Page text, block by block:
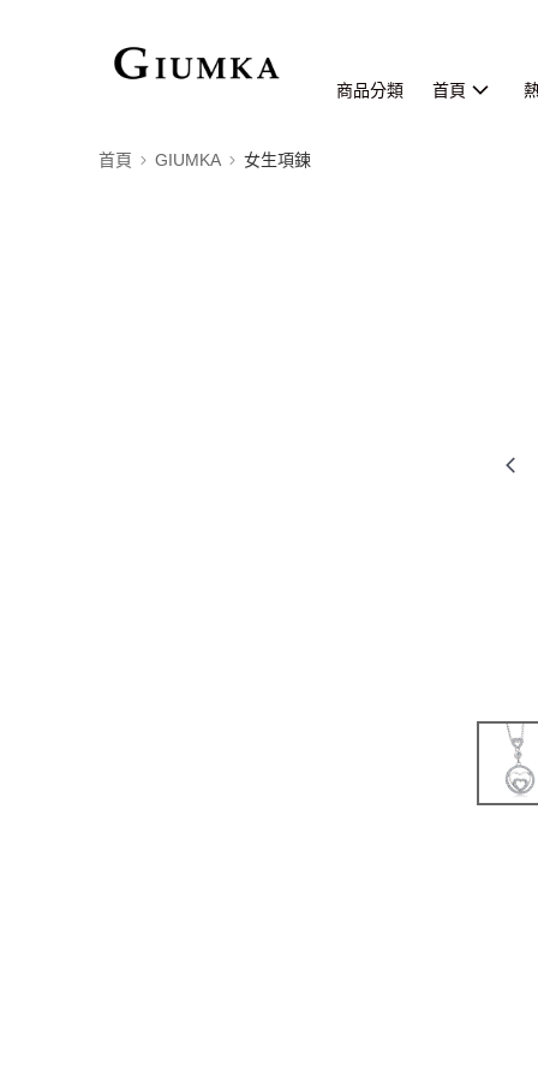
商品分類 首頁
首頁 GIUMKA 女生項鍊